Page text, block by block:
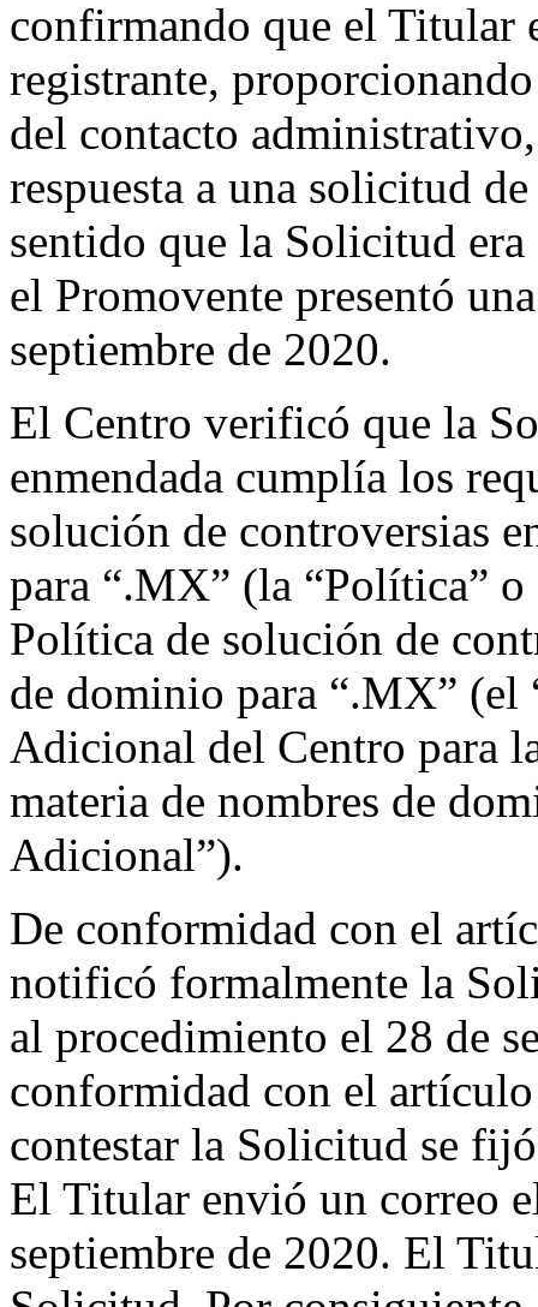
confirmando que el Titular
registrante,
del contacto
respuesta a una solicitud
sentido que la Solicitud
el Promovente presentó
septiembre de 2020.
El Centro verificó que la
enmendada cumplía los
solución de controversias
para “.MX” (la “Política”
Política de solución de
de dominio para “.MX” (el
Adicional del Centro para
materia de nombres de
Adicional”).
De conformidad con el
notificó formalmente la
al procedimiento el 28 de
conformidad con el
contestar la Solicitud se
El Titular envió un correo
septiembre de 2020. El